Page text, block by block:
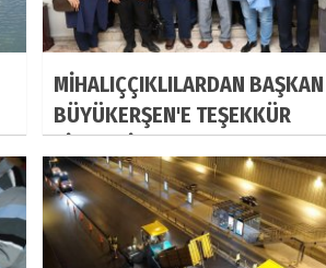
MİHALIÇÇIKLILARDAN BAŞKAN
BÜYÜKERŞEN'E TEŞEKKÜR